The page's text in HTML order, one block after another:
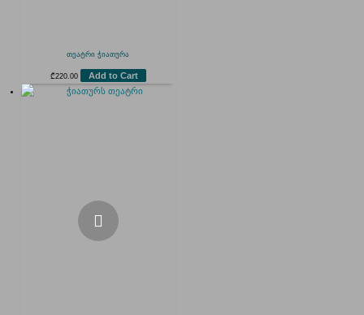
თეატრი ჭიათურა
₾220.00 Add to Cart